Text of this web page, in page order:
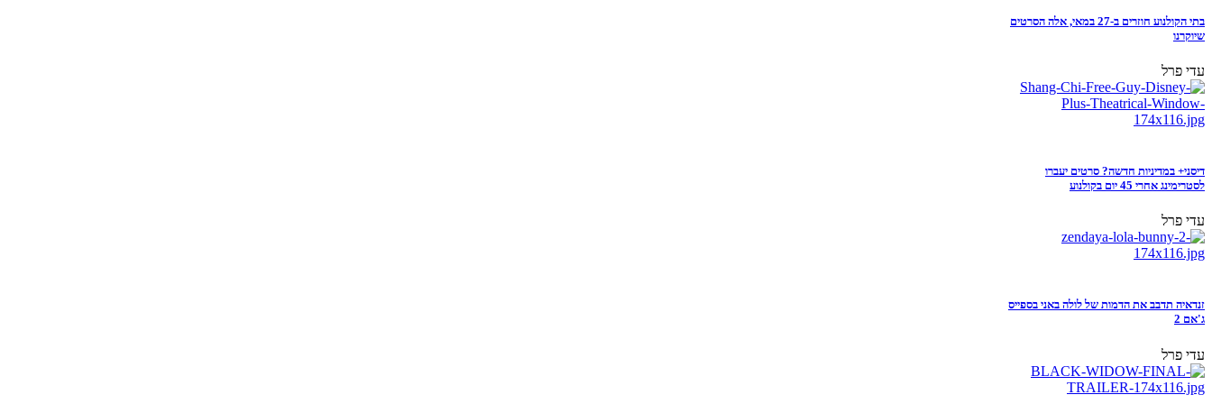
בתי הקולנוע חוזרים ב-27 במאי, אלה הסרטים
שיוקרנו
עדי פרל
דיסני+ במדיניות חדשה? סרטים יעברו
לסטרימינג אחרי 45 יום בקולנוע
עדי פרל
זנדאיה תדבב את הדמות של לולה באני בספייס
ג'אם 2
עדי פרל